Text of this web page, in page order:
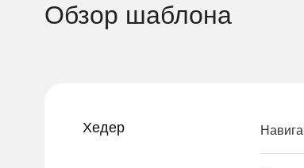
Обзор шаблона
Хедер